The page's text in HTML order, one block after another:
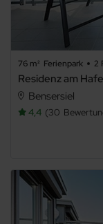
76 m² Ferienpark 2
Residenz am
Bensersiel
4,4 30